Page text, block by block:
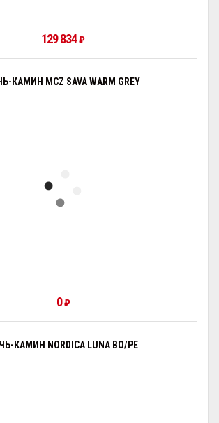
129 834₽
КАМИН MCZ SAVA WARM GREY
0₽
КАМИН NORDICA LUNA BO/PE